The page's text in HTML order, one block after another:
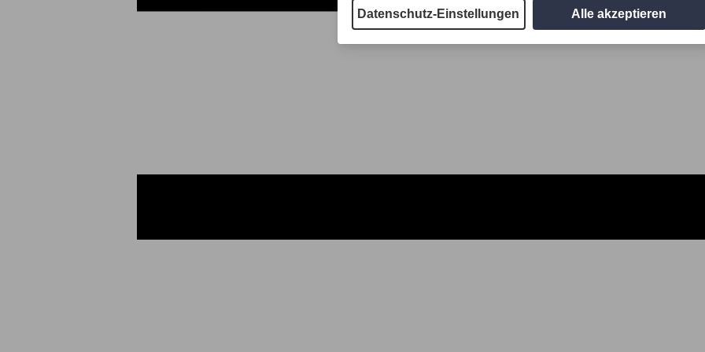
Datenschutz-Einstellungen Alle akzeptieren